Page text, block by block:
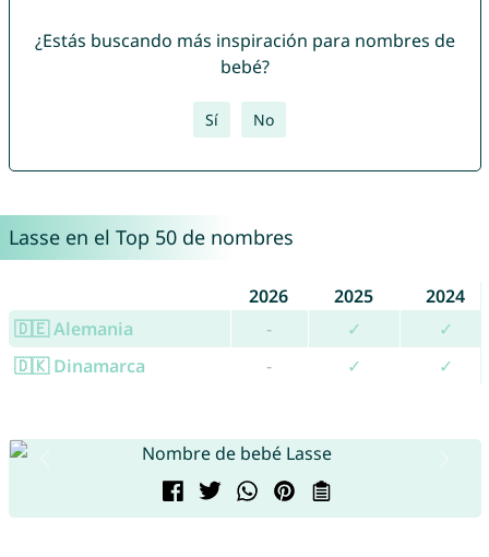
¿Estás buscando más inspiración para nombres de
bebé?
Sí No
Lasse en el Top 50 de nombres
2026 2025
2024
🇩🇪 Alemania
- ✓
✓
🇩🇰 Dinamarca
- ✓ ✓